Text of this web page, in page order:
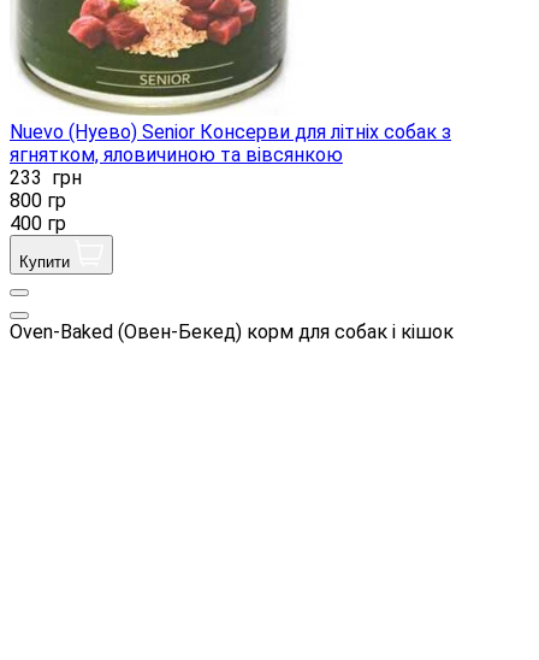
Nuevo (Нуево) Senior Консерви для літніх собак з
ягнятком, яловичиною та вівсянкою
233 грн
800 гр
400 гр
Купити
Oven-Baked (Овен-Бекед) корм для собак і кішок